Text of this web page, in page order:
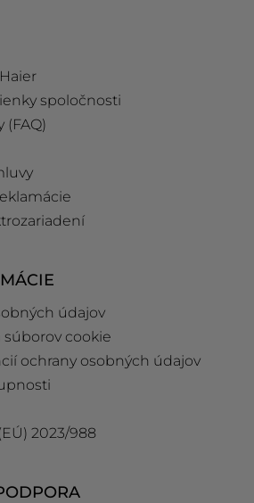
spoločnosti
(FAQ)
údajov
súborov cookie
ochrany osobných údajov
2023/988